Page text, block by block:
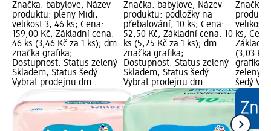
Značka: babylove; Název
produktu: pleny Midi,
velikost 3, 46 ks; Cena:
159,00 Kč; Základní cena:
46 ks (3,46 Kč za 1 ks); dm
značka grafika;
Dostupnost: Status zelený
Skladem, Status šedý
Vybrat prodejnu dm
Značka: babylove; Název
produktu: podložky na
přebalování, 10 ks; Cena:
52,50 Kč; Základní cena: 10
ks (5,25 Kč za 1 ks); dm
značka grafika;
Dostupnost: Status zelený
Skladem, Status šedý
Vybrat prodejnu dm
Značka:
velikost
ks;
(3,03 Kč
grafika;
zelený
šedý